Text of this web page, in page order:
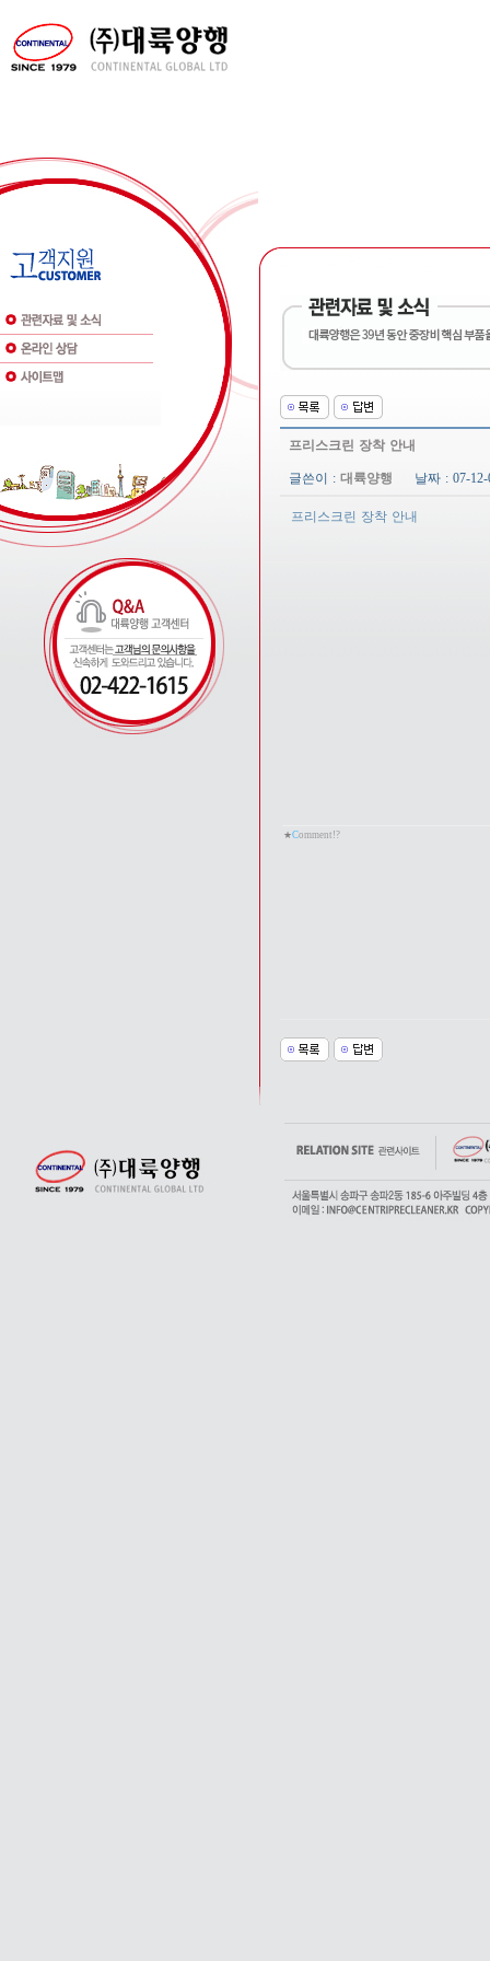
프리스크린 장착 안내
글쓴이 : 대륙양행 날짜 : 07-12-
프리스크린 장착 안내
★Comment!?